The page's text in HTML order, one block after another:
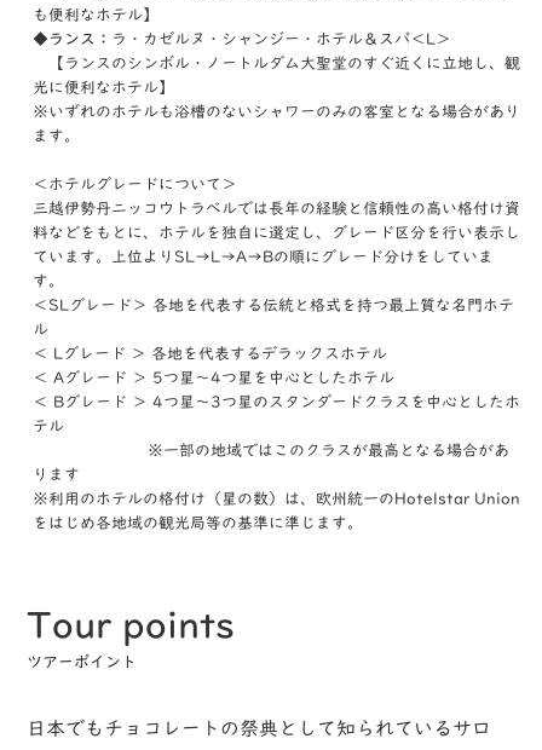
も便利なホテル】
◆ランス： ラ・カゼルヌ・シャンジー・ホテル＆スパ＜L＞
【ランスのシンボル・ノートルダム大聖堂のすぐ近くに立地し、観
光に便利なホテル】
※いずれのホテルも浴槽のないシャワーのみの客室となる場合があり
ます。
＜ホテルグレードについて＞
三越伊勢丹ニッコウトラベルでは長年の経験と信頼性の高い格付け資
料などをもとに、ホテルを独自に選定し、グレード区分を行い表示し
ています。上位よりSL→L→A→Bの順にグレード分けをしていま
す。
＜SLグレード＞ 各地を代表する伝統と格式を持つ最上質な名門ホテ
ル
＜ Lグレード ＞ 各地を代表するデラックスホテル
＜ Aグレード ＞ 5つ星～4つ星を中心としたホテル
＜ Bグレード ＞ 4つ星～3つ星のスタンダードクラスを中心としたホ
テル
※一部の地域ではこのクラスが最高となる場合があ
ります
※利用のホテルの格付け（星の数）は、欧州統一のHotelstar Union
をはじめ各地域の観光局等の基準に準じます。
Tour points
ツアーポイント
日本でもチョコレートの祭典として知られているサロ